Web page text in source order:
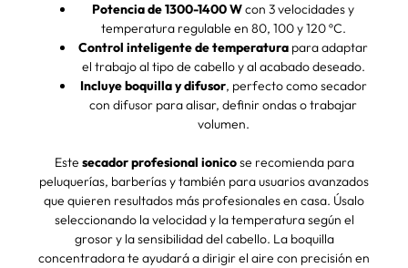
Potencia de 1300-1400 Wcon 3 velocidades y
temperatura regulable en 80, 100 y 120 ºC.
Control inteligente de temperatura para adaptar
el trabajo al tipo de cabello y al acabado deseado.
Incluye boquilla y difusor, perfecto como secador
con difusor para alisar, definir ondas o trabajar
volumen.
Este secador profesional ionicose recomienda para
peluquerías, barberías y también para usuarios avanzados
que quieren resultados más profesionales en casa. Úsalo
seleccionando la velocidad y la temperatura según el
grosor y la sensibilidad del cabello. La boquilla
concentradora te ayudará a dirigir el aire con precisión en